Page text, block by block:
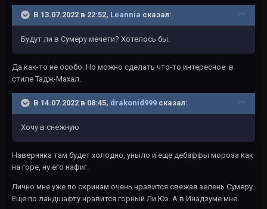
В 13.07.2022 в 22:52, Leannia сказал:
Будут ли в Сумеру мечети? Хотелось бы.
Да как-то не особо. Но можно сделать что-то интересное в
стиле Тадж-Махал.
В 14.07.2022 в 08:45, drakonid999 сказал:
Хочу в снежную
Наверняка там будет холодно, уныло и еще дебаффы мороза как
на горе, ну его нафиг.
Лично мне уже по скринам очень нравится свежая зелень Сумеру.
Еще по ландшафту нравится горный Ли Юэ. А в Инадзуме мне